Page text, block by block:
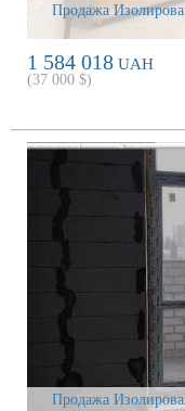
Продажа
1 584 018 UAH
(37 000 $)
Продажа